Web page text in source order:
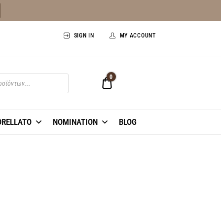
SIGN IN MY ACCOUNT
0,00 €
0
NOMINATION BLOG